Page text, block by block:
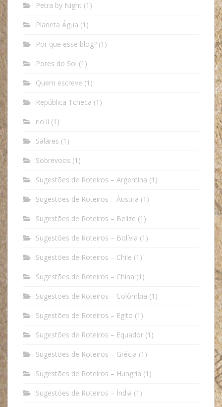
Petra by Night (1)
Planeta Água (1)
Por que esse blog? (1)
Pores do Sol (1)
Quem escreve (1)
República Tcheca (1)
rio li (1)
Salares (1)
Sobrevoos (1)
Sugestões de Roteiros – Argentina (1)
Sugestões de Roteiros – Áustria (1)
Sugestões de Roteiros – Belize (1)
Sugestões de Roteiros – Bolívia (1)
Sugestões de Roteiros – Chile (1)
Sugestões de Roteiros – China (1)
Sugestões de Roteiros – Colômbia (1)
Sugestões de Roteiros – Egito (1)
Sugestões de Roteiros – Equador (1)
Sugestões de Roteiros – Grécia (1)
Sugestões de Roteiros – Hungria (1)
Sugestões de Roteiros – Índia (1)